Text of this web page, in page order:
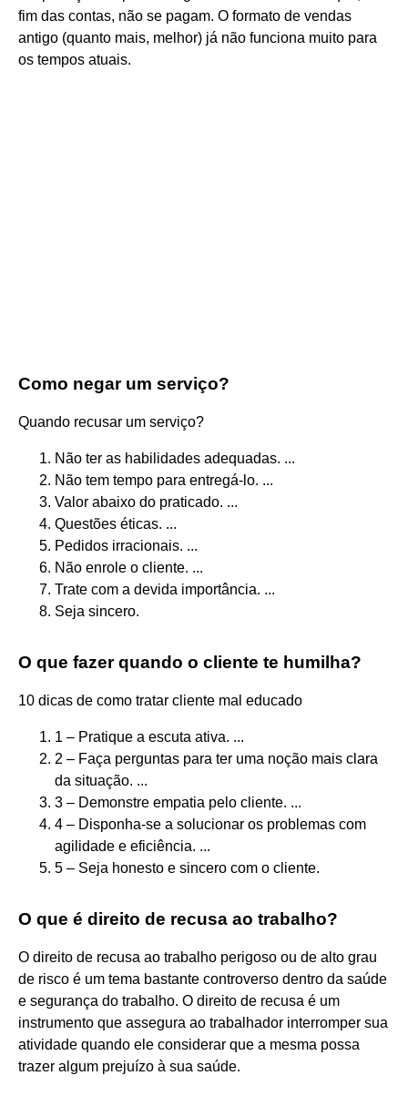
fim das contas, não se pagam. O formato de vendas
antigo (quanto mais, melhor) já não funciona muito para
os tempos atuais.
Como negar um serviço?
Quando recusar um serviço?
Não ter as habilidades adequadas. ...
Não tem tempo para entregá-lo. ...
Valor abaixo do praticado. ...
Questões éticas. ...
Pedidos irracionais. ...
Não enrole o cliente. ...
Trate com a devida importância. ...
Seja sincero.
O que fazer quando o cliente te humilha?
10 dicas de como tratar cliente mal educado
1 – Pratique a escuta ativa. ...
2 – Faça perguntas para ter uma noção mais clara
da situação. ...
3 – Demonstre empatia pelo cliente. ...
4 – Disponha-se a solucionar os problemas com
agilidade e eficiência. ...
5 – Seja honesto e sincero com o cliente.
O que é direito de recusa ao trabalho?
O direito de recusa ao trabalho perigoso ou de alto grau
de risco é um tema bastante controverso dentro da saúde
e segurança do trabalho. O direito de recusa é um
instrumento que assegura ao trabalhador interromper sua
atividade quando ele considerar que a mesma possa
trazer algum prejuízo à sua saúde.